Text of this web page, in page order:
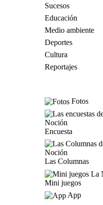
Sucesos
Educación
Medio ambiente
Deportes
Cultura
Reportajes
Fotos
Encuesta
Las Columnas
Mini juegos
App